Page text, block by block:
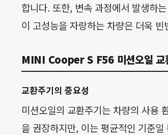
합니다. 또한, 변속 과정에서 발생하
이 고성능을 자랑하는 차량은 더욱
MINI Cooper S F56 미션오일 교
교환주기의 중요성
미션오일의 교환주기는 차량의 사용
을 권장하지만, 이는 평균적인 기준